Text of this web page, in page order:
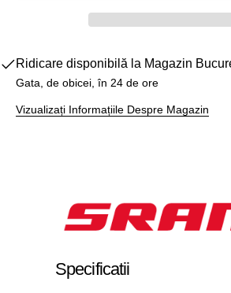
Ridicare disponibilă la Magazin
Gata, de obicei, în 24 de ore
Vizualizați Informațiile Despre Magazin
Specificatii